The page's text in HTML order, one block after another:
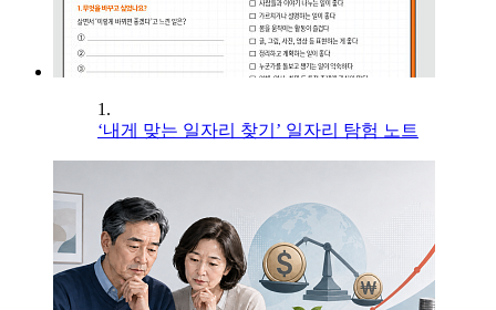
1.
‘내게 맞는 일자리 찾기’ 일자리 탐험 노트